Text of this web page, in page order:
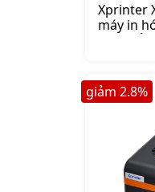
Xprinter
máy in
ưu đãi.
giảm 2.8%